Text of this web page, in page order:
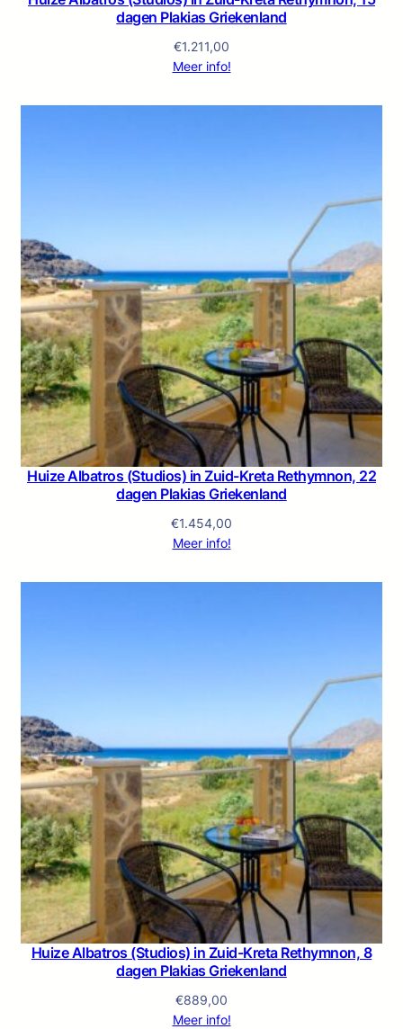
dagen Plakias Griekenland
€1.211,00
Meer info!
Huize Albatros (Studios) in Zuid-Kreta Rethymnon, 22
dagen Plakias Griekenland
€1.454,00
Meer info!
Huize Albatros (Studios) in Zuid-Kreta Rethymnon, 8
dagen Plakias Griekenland
€889,00
Meer info!